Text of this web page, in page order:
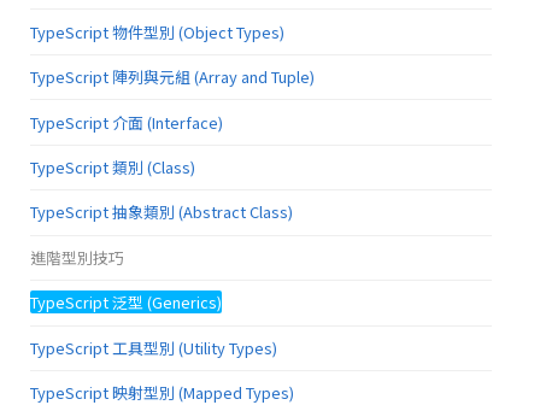
TypeScript 物件型別 (Object Types)
TypeScript 陣列與元組 (Array and Tuple)
TypeScript 介面 (Interface)
TypeScript 類別 (Class)
TypeScript 抽象類別 (Abstract Class)
進階型別技巧
TypeScript 泛型 (Generics)
TypeScript 工具型別 (Utility Types)
TypeScript 映射型別 (Mapped Types)